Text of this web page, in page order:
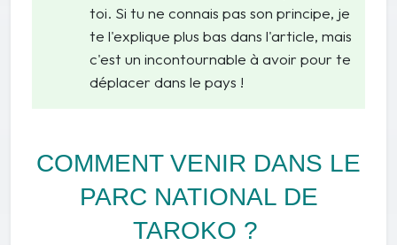
toi. Si tu ne connais pas son principe, je
te l'explique plus bas dans l'article, mais
c'est un incontournable à avoir pour te
déplacer dans le pays !
COMMENT VENIR DANS LE
PARC NATIONAL DE
TAROKO ?